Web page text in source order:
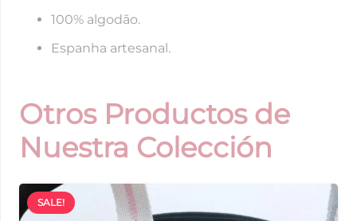
100% algodão.
Espanha artesanal.
Otros Productos de
Nuestra Colección
SALE!